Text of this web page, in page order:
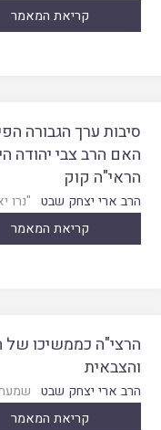
קריאת המאמר
סיבות ערך הגבורה
האם הרב צבי יהודה
הראי"ה קוק
הרב ארי יצחק שבט "נרו
קריאת המאמר
הרצי"ה כממשיכו של
והצבאית
הרב ארי יצחק שבט שמעתין
קריאת המאמר